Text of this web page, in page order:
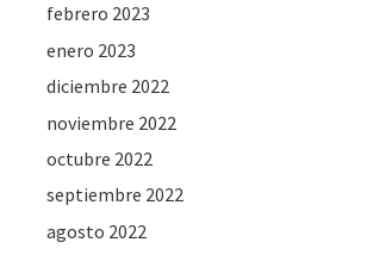
febrero 2023
enero 2023
diciembre 2022
noviembre 2022
octubre 2022
septiembre 2022
agosto 2022